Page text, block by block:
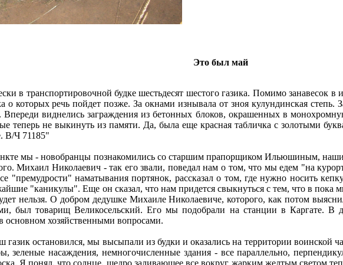
Это был май
в транспортировочной будке шестьдесят шестого газика. Помимо занавесок в
о которых речь пойдет позже. За окнами изнывала от зноя кулундинская степь.
Впереди виднелись заграждения из бетонных блоков, окрашенных в
теперь не выкинуть из памяти. Да, была еще красная табличка с золотыми
В/Ч 71185"
мы - новобранцы познакомились со старшим прапорщиком Ильюшиным,
Михаил Николаевич - так его звали, поведал нам о том, что мы едем "на
"премудрости" наматывания портянок, рассказал о том, где нужно носить
"каникулы". Еще он сказал, что нам придется свыкнуться с тем, что в пока
нельзя. О добром дедушке Михаиле Николаевиче, которого, как потом
был товарищ Великосельский. Его мы подобрали на станции в Каргате. В
основном хозяйственными вопросами.
газик остановился, мы высыпали из будки и оказались на территории воинской
зеленые насаждения, немногочисленные здания - все параллельно,
Я понял, что солнце, щедро заливающее все вокруг жарким желтым светом